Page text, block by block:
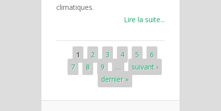
climatiques.
Lire la suite...
Pages
1 2 3 4 5
6
7
8 9 …
suivant ›
dernier »